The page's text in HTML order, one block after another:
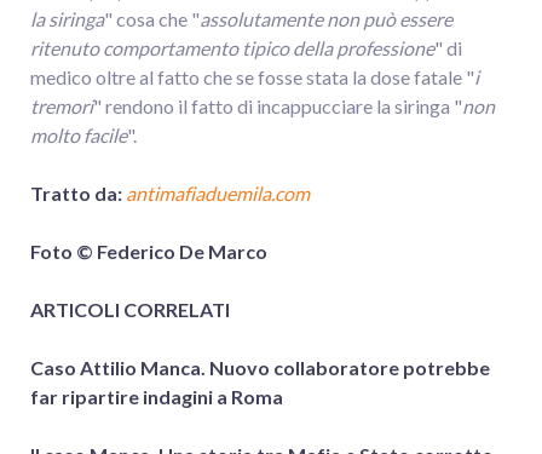
la siringa" cosa che "assolutamente non può essere
ritenuto comportamento tipico della professione" di
medico oltre al fatto che se fosse stata la dose fatale "i
tremori" rendono il fatto di incappucciare la siringa "non
molto facile".
Tratto da: antimafiaduemila.com
Foto © Federico De Marco
ARTICOLI CORRELATI
Caso Attilio Manca. Nuovo collaboratore potrebbe
far ripartire indagini a Roma